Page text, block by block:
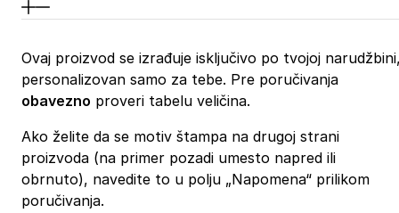
Ovaj proizvod se izrađuje isključivo po tvojoj
personalizovan samo za tebe. Pre poručivanja
obavezno proveri tabelu veličina.
Ako želite da se motiv štampa na drugoj strani
proizvoda (na primer pozadi umesto napred ili
obrnuto), navedite to u polju „Napomena“ prilikom
poručivanja.